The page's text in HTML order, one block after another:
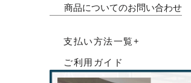
商品についてのお問い合わせ
支払い方法一覧+
ご利用ガイド